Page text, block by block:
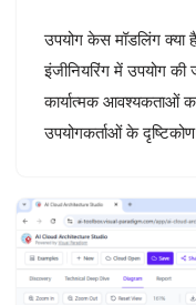
उपयोग केस मॉडलिंग क्या
इंजीनियरिंग में उपयोग
कार्यात्मक आवश्यकताओं
उपयोगकर्ताओं के दृष्टिकोण